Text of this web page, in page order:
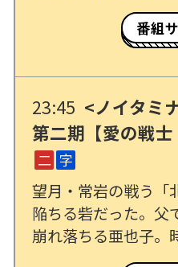
番組
23:45 <ノイタミ
第二期【愛の戦
二 字
望月・常岩の戦う「
陥ちる砦だった。父
崩れ落ちる亜也子。